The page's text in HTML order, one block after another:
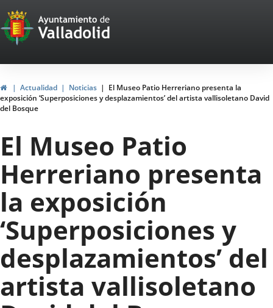
Portal
Web
del
Ayuntamiento
de
Valladolid
InicioActualidad Noticias
El Museo Patio Herreriano presenta la
exposición ‘Superposiciones y desplazamientos’ del artista vallisoletano David
del Bosque
El Museo Patio
Herreriano presenta
la exposición
‘Superposiciones y
desplazamientos’ del
artista vallisoletano